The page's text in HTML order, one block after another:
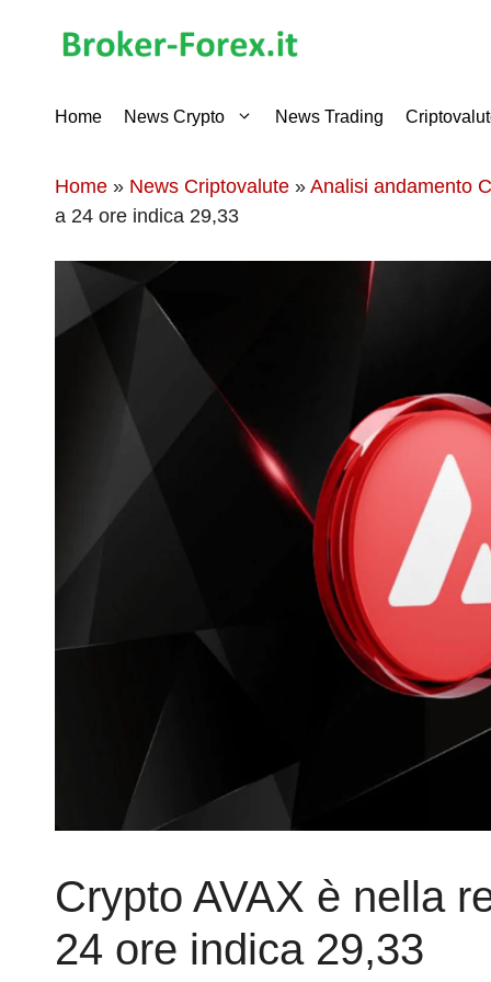
Home News Crypto News Trading
Home » News Criptovalute » Analisi andamento
a 24 ore indica 29,33
Crypto AVAX è nella
24 ore indica 29,33